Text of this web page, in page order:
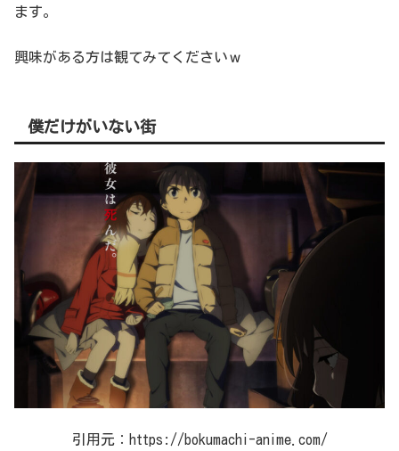
ます。
興味がある方は観てみてくださいｗ
僕だけがいない街
引用元：https://bokumachi-anime.com/